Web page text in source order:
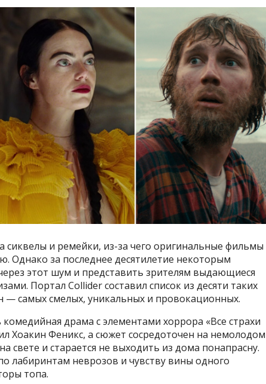
сиквелы и ремейки, из-за чего оригинальные фильмы
Однако за последнее десятилетие некоторым
этот шум и представить зрителям выдающиеся
Портал Collider составил список из десяти таких
— самых смелых, уникальных и провокационных.
драма с элементами хоррора «Все страхи
Хоакин Феникс, а сюжет сосредоточен на немолодом
свете и старается не выходить из дома понапрасну.
лабиринтам неврозов и чувству вины одного
топа.